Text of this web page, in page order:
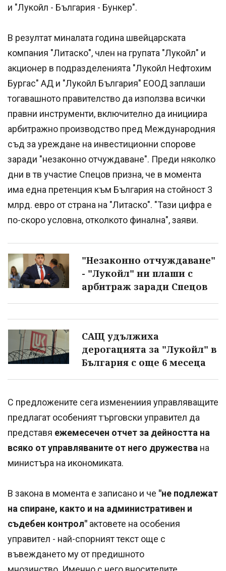
и "Лукойл - България - Бункер".
В резултат миналата година швейцарската
компания "Литаско", член на групата "Лукойл" и
акционер в подразделенията "Лукойл Нефтохим
Бургас" АД и "Лукойл България" ЕООД заплаши
тогавашното правителство да използва всички
правни инструменти, включително да инициира
арбитражно производство пред Международния
съд за уреждане на инвестиционни спорове
заради "незаконно отчуждаване". Преди няколко
дни в тв участие Спецов призна, че в момента
има една претенция към България на стойност 3
млрд. евро от страна на "Литаско". "Тази цифра е
по-скоро условна, отколкото финална", заяви.
"Незаконно отчуждаване"
- "Лукойл" ни плаши с
арбитраж заради Спецов
САЩ удължиха
дерогацията за "Лукойл" в
България с още 6 месеца
С предложените сега изменениия управляващите
предлагат особеният търговски управител да
представя ежемесечен отчет за дейността на
всяко от управляваните от него дружества на
министъра на икономиката.
В закона в момента е записано и че "не подлежат
на спиране, както и на административен и
съдебен контрол" актовете на особения
управител - най-спорният текст още с
въвеждането му от предишното